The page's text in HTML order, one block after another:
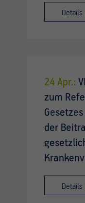
Details
24 Apr.:
zum
der
Details